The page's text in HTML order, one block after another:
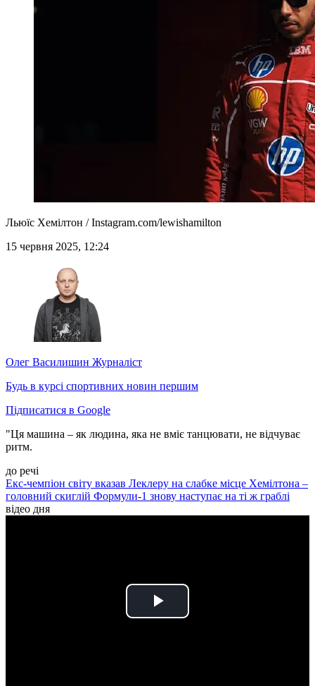
Льюїс Хемілтон / Instagram.com/lewishamilton
15 червня 2025, 12:24
Олег Василишин Журналіст
Будь в курсі спортивних новин першим
Підписатися в Google
"Ця машина – як людина, яка не вміє танцювати, не відчуває
ритм.
до речі
Екс-чемпіон світу вказав Леклеру на слабке місце Хемілтона –
головний скиглій Формули-1 знову наступає на ті ж граблі
відео дня
Play